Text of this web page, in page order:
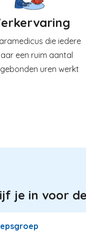
die iedere
een ruim aantal
uren werkt
je in voor